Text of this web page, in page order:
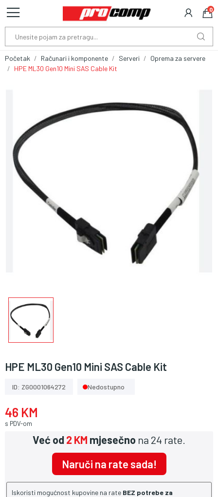
0
Početak Računari i komponente Serveri
Oprema za servere
HPE ML30 Gen10 Mini SAS Cable Kit
HPE ML30 Gen10 Mini SAS Cable Kit
ID: ZG0001064272 Nedostupno
46 KM
s PDV-om
Već od2 KM mjesečno na 24 rate.
Naruči na rate sada!
Iskoristi mogućnost kupovine na rate BEZ potrebe za